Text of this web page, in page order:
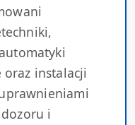
instalacji
i